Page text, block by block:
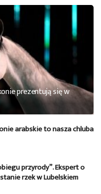
prezentują się w
arabskie to nasza chluba
przyrody”. Ekspert o
rzek w Lubelskiem